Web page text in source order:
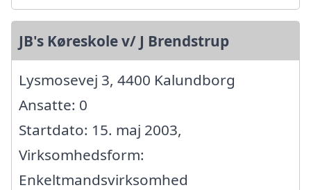
JB's Køreskole v/ J Brendstrup
Lysmosevej 3, 4400 Kalundborg
Ansatte: 0
Startdato: 15. maj 2003,
Virksomhedsform:
Enkeltmandsvirksomhed